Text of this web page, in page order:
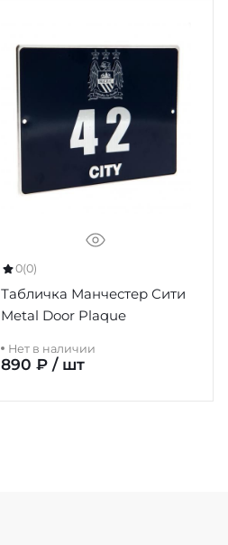
0(0)
Табличка Манчестер Сити
Metal Door Plaque
Нет в наличии
890 ₽ / шт